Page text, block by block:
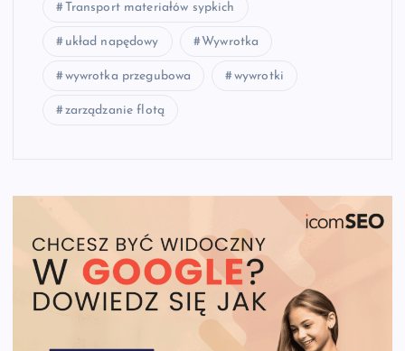
Transport materiałów sypkich
układ napędowy Wywrotka
wywrotka przegubowa wywrotki
zarządzanie flotą